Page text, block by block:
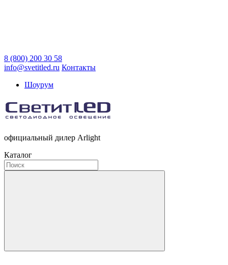
8 (800) 200 30 58
info@svetitled.ru Контакты
Шоурум
официальный дилер Arlight
Каталог